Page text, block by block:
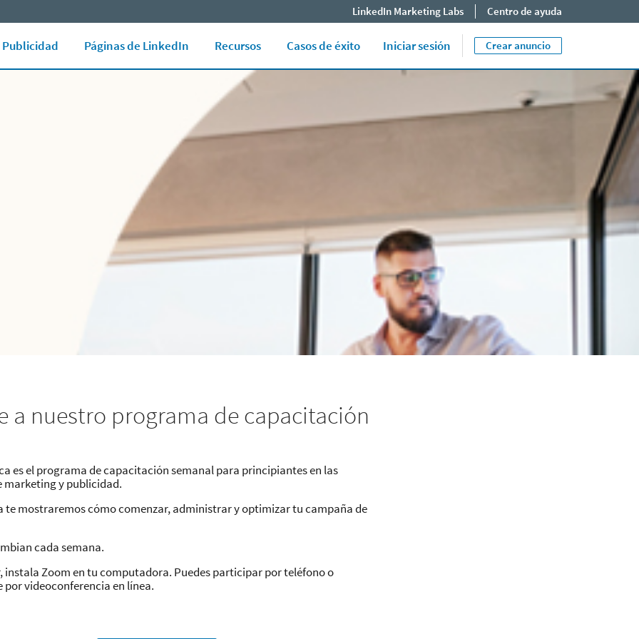
Close jump
LinkedIn Marketing Labs Centro de ayuda
Publicidad Páginas de LinkedIn Recursos Casos de éxito Iniciar sesión Crear anuncio
Iniciar sesión en el Administrador de
Todos los martes
De las 10 a. m. a las 11 a. m. (hora de México)
Más información
a nuestro programa de capacitación
es el programa de capacitación semanal para principiantes en las
marketing y publicidad.
te mostraremos cómo comenzar, administrar y optimizar tu campaña de
cada semana.
instala Zoom en tu computadora. Puedes participar por teléfono o
videoconferencia en línea.